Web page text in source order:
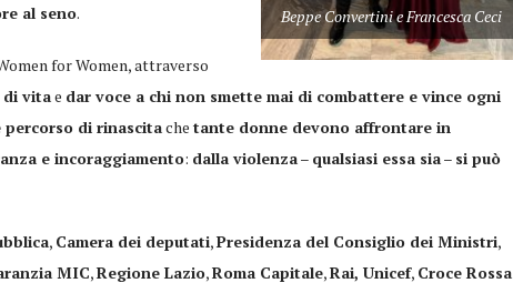
Beppe Convertini e Francesca Ceci
al seno.
for Women, attraverso
di vitae dar voce a chi non smette mai di combattere e vince ogni
percorso di rinascitachetante donne devono affrontare in
e incoraggiamento: dalla violenza– qualsiasi essa sia– si può
, Camera dei deputati,Presidenza del Consiglio dei Ministri,
MIC,Regione Lazio,Roma Capitale,Rai, Unicef, Croce Rossa